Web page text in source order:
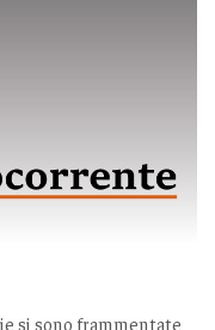
si sono frammentate